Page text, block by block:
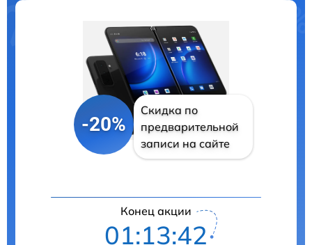
-20%
Скидка по
предварительной
записи на сайте
Конец акции
01:13:41